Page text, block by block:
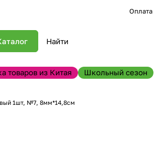
Оплата
товаров из Китая Школьный сезон
1шт, №7, 8мм*14,8см